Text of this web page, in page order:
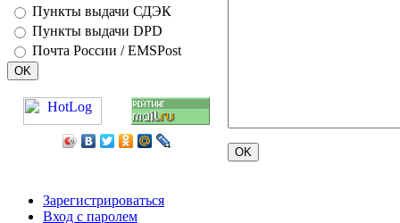
Пункты выдачи СДЭК
Пункты выдачи DPD
Почта России / EMSPost
Зарегистрироваться
Вход с паролем